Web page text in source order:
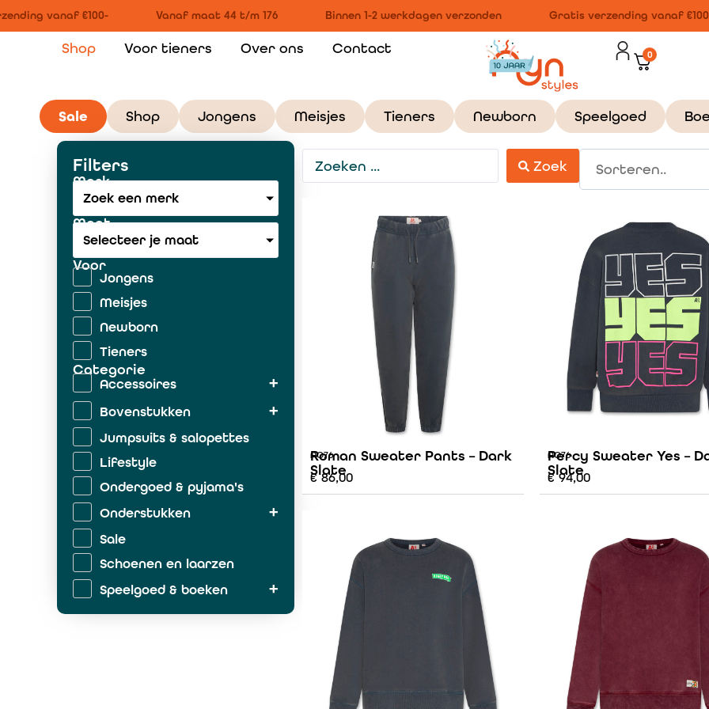
vanaf €100- Vanaf maat 44 t/m 176 Binnen 1-2 werkdagen verzonden Gratis verzending vanaf €100,-
Shop Voor tieners Over ons Contact 0
Sale Shop Jongens Meisjes Tieners Newborn Speelgoed
Filters
Merk
Zoek een merk
Maat
Selecteer je maat
Voor
Jongens
Meisjes
Newborn
Tieners
Categorie
Accessoires
Bovenstukken
Jumpsuits & salopettes
Lifestyle
Ondergoed & pyjama's
Onderstukken
Sale
Schoenen en laarzen
Speelgoed & boeken
Zwemkleding
Zoek
AO76
Roman Sweater Pants – Dark
Slate
€86,00
AO76
Percy Sweater Yes –
Slate
€94,00